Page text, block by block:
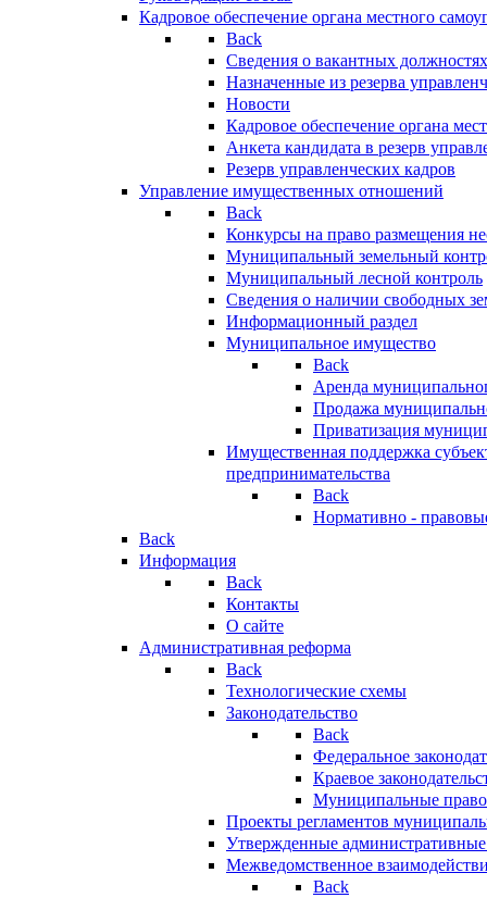
Кадровое обеспечение органа местного
Back
Сведения о вакантных
Назначенные из резерва
Новости
Кадровое обеспечение органа
Анкета кандидата в резерв
Резерв управленческих кадров
Управление имущественных отношений
Back
Конкурсы на право размещения
Муниципальный земельный
Муниципальный лесной контроль
Сведения о наличии свободных
Информационный раздел
Муниципальное имущество
Back
Аренда
Продажа
Приватизация
Имущественная поддержка
предпринимательства
Back
Нормативно -
Back
Информация
Back
Контакты
О сайте
Административная реформа
Back
Технологические схемы
Законодательство
Back
Федеральное
Краевое
Муниципальные
Проекты регламентов
Утвержденные
Межведомственное
Back